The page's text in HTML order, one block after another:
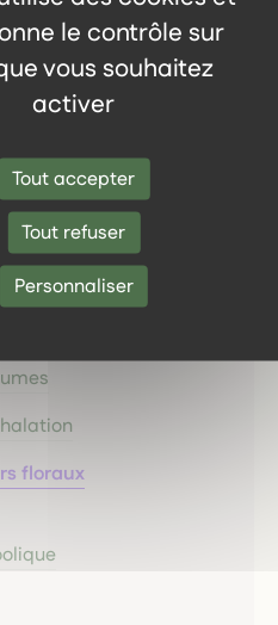
le contrôle sur
vous souhaitez
activer
Tout accepter
Tout refuser
Personnaliser
1
floraux